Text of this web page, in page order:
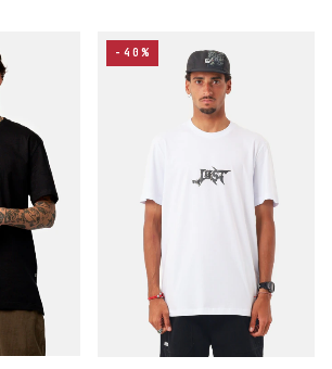
-40%